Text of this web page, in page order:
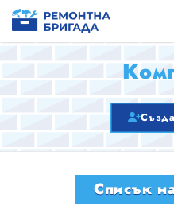
Списък